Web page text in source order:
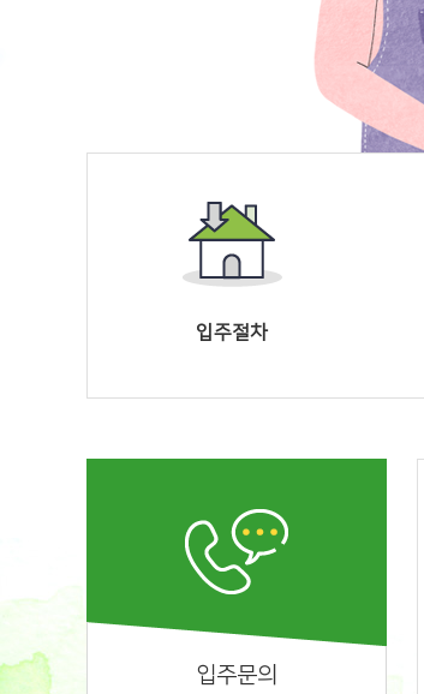
입주절차
입주문의